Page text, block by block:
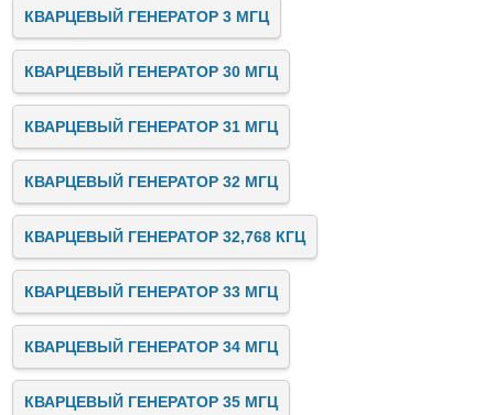
КВАРЦЕВЫЙ ГЕНЕРАТОР 3 МГЦ
КВАРЦЕВЫЙ ГЕНЕРАТОР 30 МГЦ
КВАРЦЕВЫЙ ГЕНЕРАТОР 31 МГЦ
КВАРЦЕВЫЙ ГЕНЕРАТОР 32 МГЦ
КВАРЦЕВЫЙ ГЕНЕРАТОР 32,768 КГЦ
КВАРЦЕВЫЙ ГЕНЕРАТОР 33 МГЦ
КВАРЦЕВЫЙ ГЕНЕРАТОР 34 МГЦ
КВАРЦЕВЫЙ ГЕНЕРАТОР 35 МГЦ